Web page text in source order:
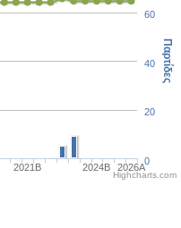
2021B 2024B 2026A
0
20
40
60
Παρτίδες
Highcharts.com